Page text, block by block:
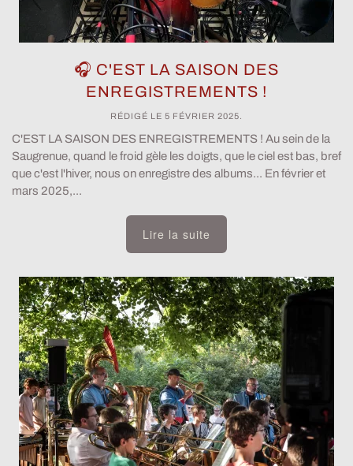
🎧 C'EST LA SAISON DES
ENREGISTREMENTS !
RÉDIGÉ LE 5 FÉVRIER 2025
C'EST LA SAISON DES ENREGISTREMENTS ! Au sein de la
Saugrenue, quand le froid gèle les doigts, que le ciel est bas, bref
que c'est l'hiver, nous on enregistre des albums... En février et
mars 2025,...
Lire la suite